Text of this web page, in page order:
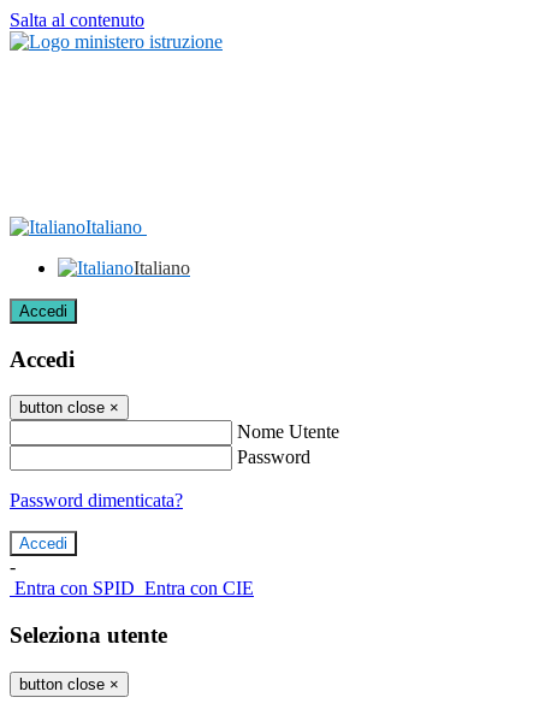
Salta al contenuto
Italiano
Italiano
Accedi
Accedi
button close ×
Nome Utente
Password
Password dimenticata?
-
Entra con SPID Entra con CIE
Seleziona utente
button close ×